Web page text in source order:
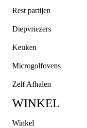
Rest partijen
Diepvriezers
Keuken
Microgolfovens
Zelf Afhalen
WINKEL
Winkel